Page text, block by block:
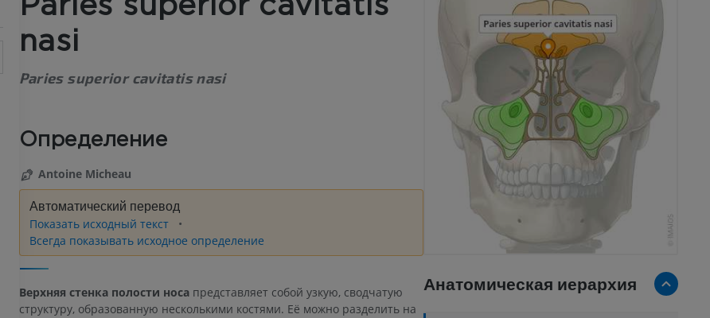
Paries superior cavitatis
nasi
Paries superior cavitatis nasi
Определение
Antoine Micheau
Автоматический перевод
Показать исходный текст
Всегда показывать исходное определение
Верхняя стенка полости носапредставляет собой узкую, сводчатую
структуру, образованную несколькими костями. Её можно разделить на
Анатомическая иерархия